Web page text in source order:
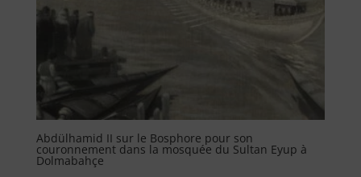
Abdülhamid II sur le Bosphore pour son
couronnement dans la mosquée du Sultan Eyup à
Dolmabahçe